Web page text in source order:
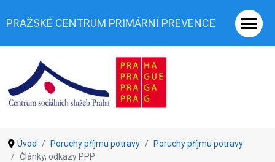
PRAŽSKÉ CENTRUM PRIMÁRNÍ PREVENCE
Úvod Poruchy příjmu potravy
Poruchy příjmu potravy
Články, odkazy PPP